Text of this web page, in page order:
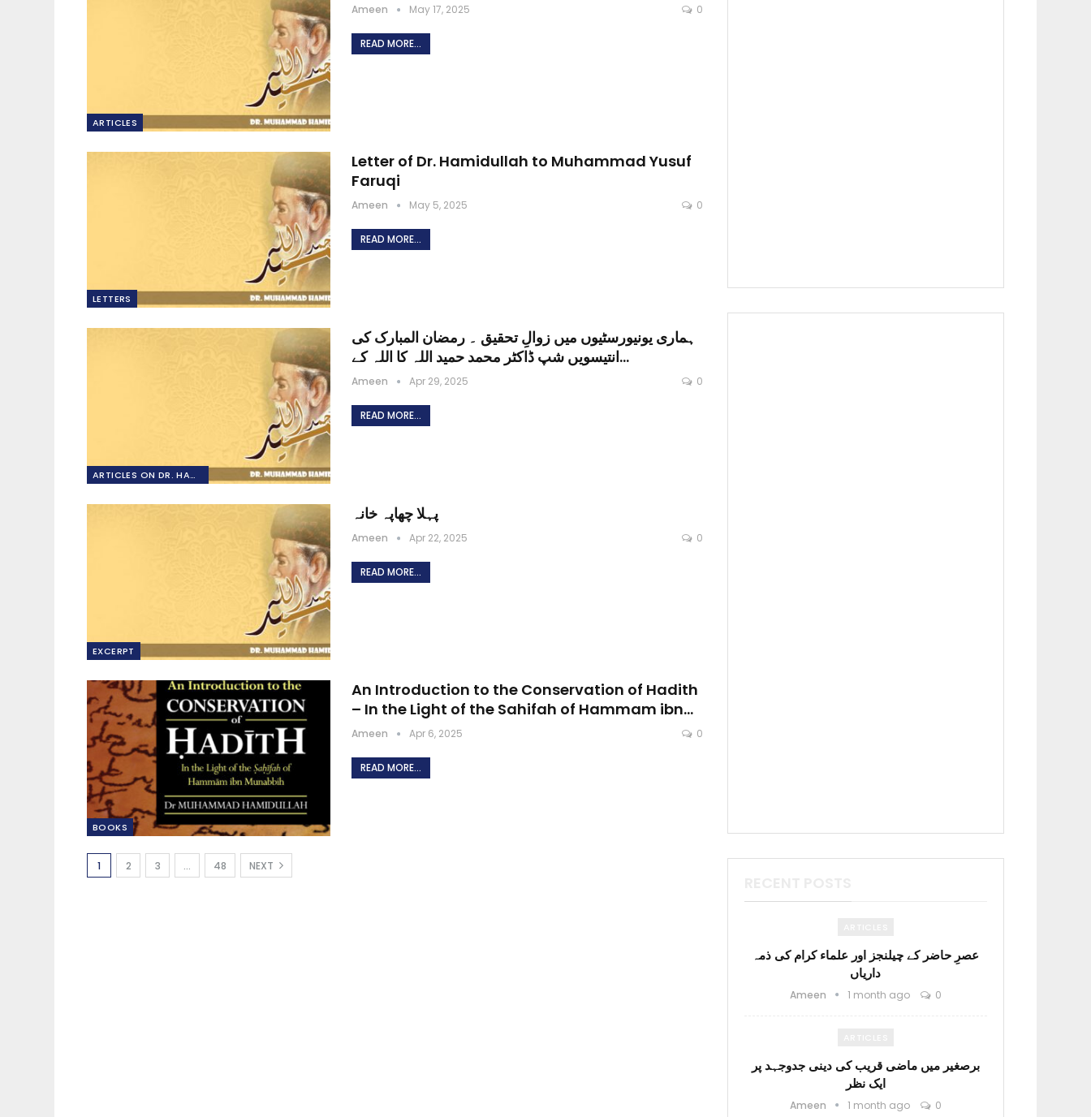
ARTICLES
Ameen May 17, 2025 0
READ MORE...
LETTERS
Letter of Dr. Hamidullah to Muhammad Yusuf
Faruqi
Ameen May 5, 2025 0
READ MORE...
ARTICLES ON DR. HAMIDULLAH
ہماری یونیورسٹیوں میں زوالِ تحقیق ۔ رمضان المبارک کی
انتیسویں شپ ڈاکٹر محمد حمید اللہ کا اللہ کے…
Ameen Apr 29, 2025 0
READ MORE...
EXCERPT
پہلا چھاپہ خانہ
Ameen Apr 22, 2025 0
READ MORE...
BOOKS
An Introduction to the Conservation of Hadith
– In the Light of the Sahifah of Hammam ibn…
Ameen Apr 6, 2025 0
READ MORE...
1 2 3 … 48 NEXT
عصرِ حاضر کے چیلنجز اور علماء کرام کی ذمہ
داریاں
Ameen 1 month ago 0
برصغیر میں ماضی قریب کی دینی جدوجہد پر
ایک نظر
Ameen 1 month ago 0